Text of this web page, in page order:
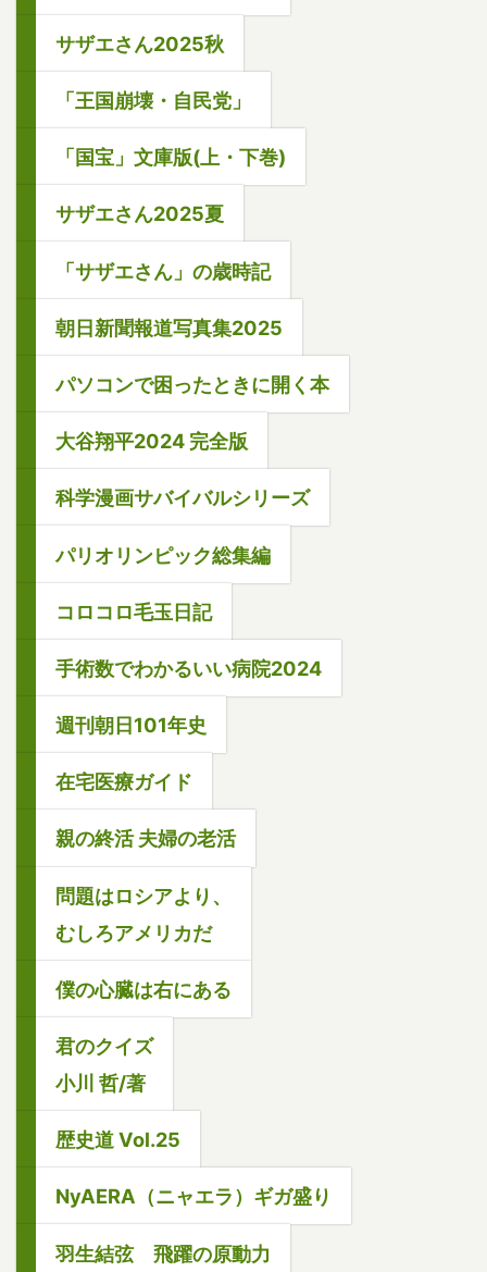
サザエさん2025秋
「王国崩壊・自民党」
「国宝」文庫版(上・下巻)
サザエさん2025夏
「サザエさん」の歳時記
朝日新聞報道写真集2025
パソコンで困ったときに開く本
大谷翔平2024 完全版
科学漫画サバイバルシリーズ
パリオリンピック総集編
コロコロ毛玉日記
手術数でわかるいい病院2024
週刊朝日101年史
在宅医療ガイド
親の終活 夫婦の老活
問題はロシアより、
むしろアメリカだ
僕の心臓は右にある
君のクイズ
小川 哲/著
歴史道 Vol.25
NyAERA（ニャエラ）ギガ盛り
羽生結弦 飛躍の原動力